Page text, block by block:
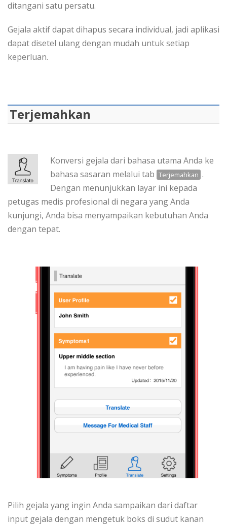
ditangani satu persatu.
Gejala aktif dapat dihapus secara individual, jadi aplikasi
dapat disetel ulang dengan mudah untuk setiap
keperluan.
Terjemahkan
Konversi gejala dari bahasa utama Anda ke
bahasa sasaran melalui tab Terjemahkan .
Dengan menunjukkan layar ini kepada
petugas medis profesional di negara yang Anda
kunjungi, Anda bisa menyampaikan kebutuhan Anda
dengan tepat.
Pilih gejala yang ingin Anda sampaikan dari daftar
input gejala dengan mengetuk boks di sudut kanan